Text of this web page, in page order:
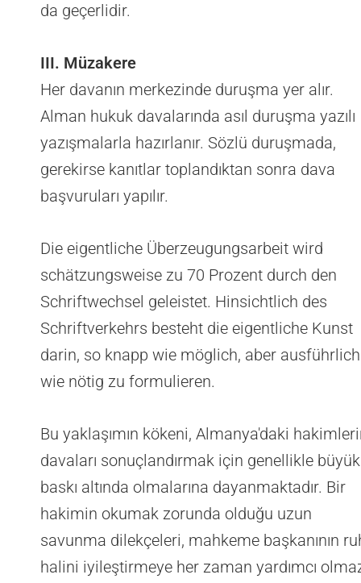
da geçerlidir.
III. Müzakere
Her davanın merkezinde duruşma yer alır.
Alman hukuk davalarında asıl duruşma yazılı
yazışmalarla hazırlanır. Sözlü duruşmada,
gerekirse kanıtlar toplandıktan sonra dava
başvuruları yapılır.
Die eigentliche Überzeugungsarbeit wird
schätzungsweise zu 70 Prozent durch den
Schriftwechsel geleistet. Hinsichtlich des
Schriftverkehrs besteht die eigentliche Kunst
darin, so knapp wie möglich, aber ausführlich
wie nötig zu formulieren.
Bu yaklaşımın kökeni, Almanya'daki
davaları sonuçlandırmak için genellikle büyük
baskı altında olmalarına dayanmaktadır. Bir
hakimin okumak zorunda olduğu uzun
savunma dilekçeleri, mahkeme başkanının
halini iyileştirmeye her zaman yardımcı